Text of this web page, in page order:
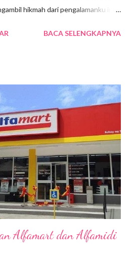
hikmah dari pengalamanku ini.
beberapa hari lalu, aku baru
Sebenarnya alasanku traveling ke
mau liat Singapore National Day
pada 9 Agustus setiap
dengan hari kemerdekaan atau
nasional Singapura. Kemeriahan
menggoda sehingga aku bertekad
sudah lama juga gak traveling ke luar
BACA SELENGKAPNYA
Alfamart dan Alfamidi